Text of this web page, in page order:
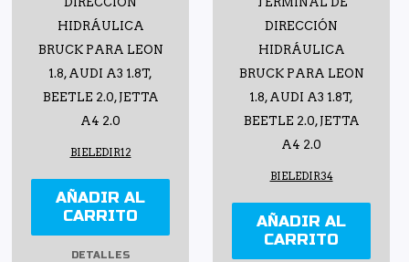
HIDRÁULICA
BRUCK PARA LEON
1.8, AUDI A3 1.8T,
BEETLE 2.0, JETTA
A4 2.0
BIELEDIR12
AÑADIR AL
CARRITO
DETALLES
DIRECCIÓN
HIDRÁULICA
BRUCK PARA LEON
1.8, AUDI A3 1.8T,
BEETLE 2.0, JETTA
A4 2.0
BIELEDIR34
AÑADIR AL
CARRITO